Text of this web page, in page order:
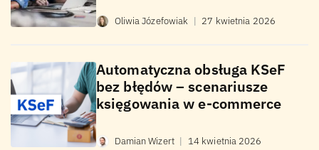
Oliwia Józefowiak 27 kwietnia 2026
Automatyczna obsługa KSeF
bez błędów – scenariusze
księgowania w e-commerce
Damian Wizert 14 kwietnia 2026